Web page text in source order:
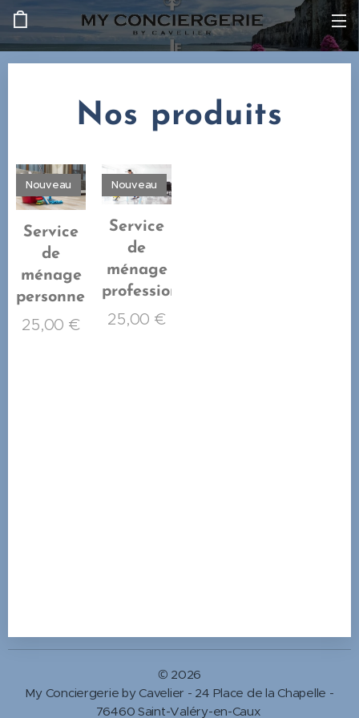
Nos produits
Service
de
ménage
personnel
Nouveau
25,00 €
Service
de
ménage
professionnel
Nouveau
25,00 €
© 2026
My Conciergerie by Cavelier - 24 Place de la Chapelle -
76460 Saint-Valéry-en-Caux